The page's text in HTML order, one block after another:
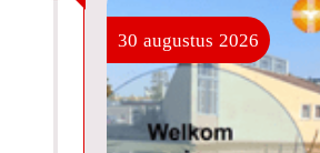
30 augustus 2026